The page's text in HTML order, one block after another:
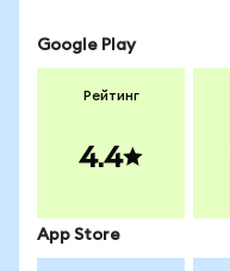
Google Play
Рейтинг
4.4
App Store